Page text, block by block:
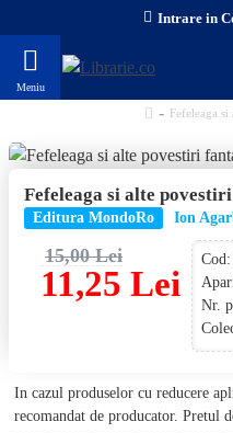
Intrare in
Fefeleaga
Fefeleaga si alte
Editura MondoRo Ion
11,25 Lei
15,00 Lei Cod:
Nr.
In cazul produselor cu reducere
recomandat de producator. Pretul